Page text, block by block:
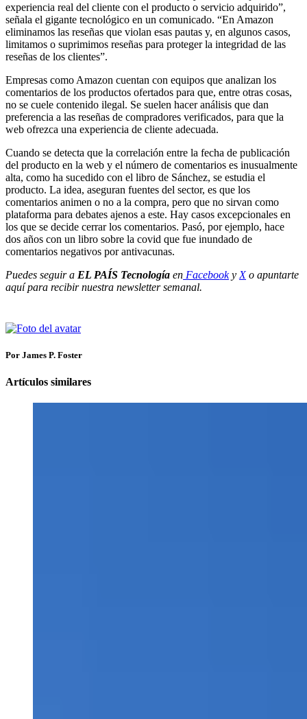
experiencia real del cliente con el producto o servicio adquirido”,
señala el gigante tecnológico en un comunicado. “En Amazon
eliminamos las reseñas que violan esas pautas y, en algunos casos,
limitamos o suprimimos reseñas para proteger la integridad de las
reseñas de los clientes”.
Empresas como Amazon cuentan con equipos que analizan los
comentarios de los productos ofertados para que, entre otras cosas,
no se cuele contenido ilegal. Se suelen hacer análisis que dan
preferencia a las reseñas de compradores verificados, para que la
web ofrezca una experiencia de cliente adecuada.
Cuando se detecta que la correlación entre la fecha de publicación
del producto en la web y el número de comentarios es inusualmente
alta, como ha sucedido con el libro de Sánchez, se estudia el
producto. La idea, aseguran fuentes del sector, es que los
comentarios animen o no a la compra, pero que no sirvan como
plataforma para debates ajenos a este. Hay casos excepcionales en
los que se decide cerrar los comentarios. Pasó, por ejemplo, hace
dos años con un libro sobre la covid que fue inundado de
comentarios negativos por antivacunas.
Puedes seguir a EL PAÍS Tecnología en Facebooky Xo apuntarte
aquí para recibir nuestra newsletter semanal.
Por James P. Foster
Artículos similares